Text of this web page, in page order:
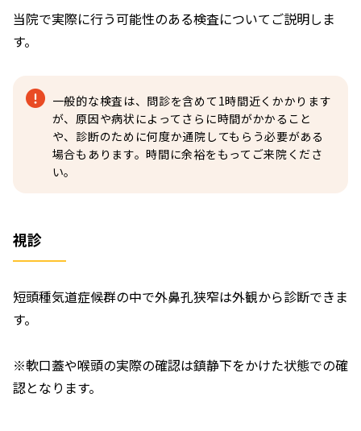
当院で実際に行う可能性のある検査についてご説明しま
す。
一般的な検査は、問診を含めて1時間近くかかります
が、原因や病状によってさらに時間がかかること
や、診断のために何度か通院してもらう必要がある
場合もあります。時間に余裕をもってご来院くださ
い。
視診
短頭種気道症候群の中で外鼻孔狭窄は外観から診断できま
す。
※軟口蓋や喉頭の実際の確認は鎮静下をかけた状態での確
認となります。